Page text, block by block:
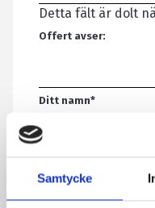
Samtycke
Detta fält är dolt
Offert avser:
Ditt namn*